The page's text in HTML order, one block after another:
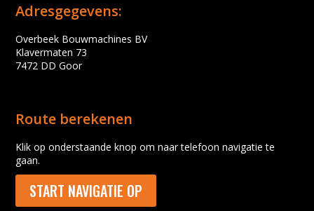
Adresgegevens:
Overbeek Bouwmachines BV
Klavermaten 73
7472 DD Goor
Route berekenen
Klik op onderstaande knop om naar telefoon navigatie te
gaan.
START NAVIGATIE OP